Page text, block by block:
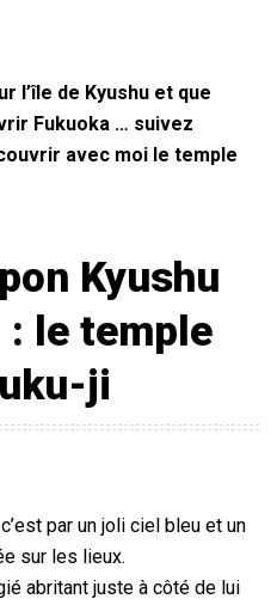
l’île de Kyushu et que
Fukuoka … suivez
avec moi le temple
Kyushu
: le temple
ji
par un joli ciel bleu et un
sur les lieux.
abritant juste à côté de lui